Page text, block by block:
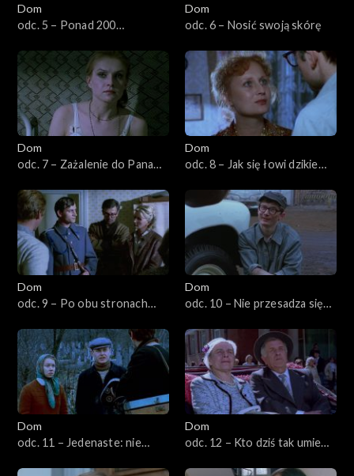
Dom
odc. 5 – Ponad 200
Dom
odc. 6 – Nosić swoją skórę
Dom
odc. 7 – Zażalenie do Pana
Dom
odc. 8 – Jak się łowi dzikie
Dom
odc. 9 – Po obu stronach
Dom
odc. 10 – Nie przesadza się
Dom
odc. 11 – Jedenaste: nie
Dom
odc. 12 – Kto dziś tak umie